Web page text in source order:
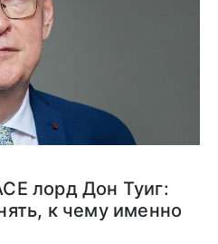
лорд Дон Туиг:
к чему именно